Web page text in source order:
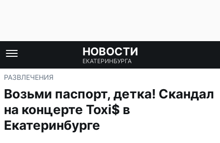
НОВОСТИ
ЕКАТЕРИНБУРГА
РАЗВЛЕЧЕНИЯ
Возьми паспорт, детка! Скандал
на концерте Toxi$ в
Екатеринбурге